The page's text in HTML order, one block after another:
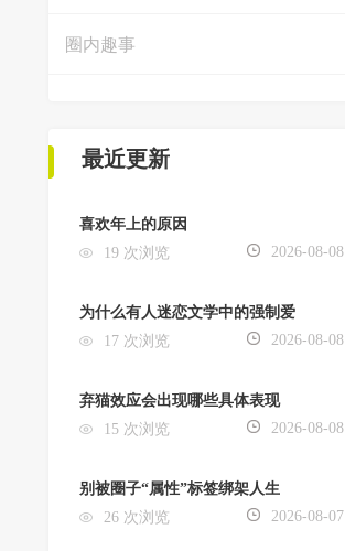
圈内趣事
最近更新
喜欢年上的原因
19 次浏览
2026-08-08
为什么有人迷恋文学中的强制爱
17 次浏览
2026-08-08
弃猫效应会出现哪些具体表现
15 次浏览
2026-08-08
别被圈子“属性”标签绑架人生
26 次浏览
2026-08-07